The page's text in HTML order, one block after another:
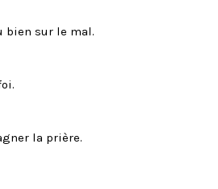
bien sur le mal.
la prière.